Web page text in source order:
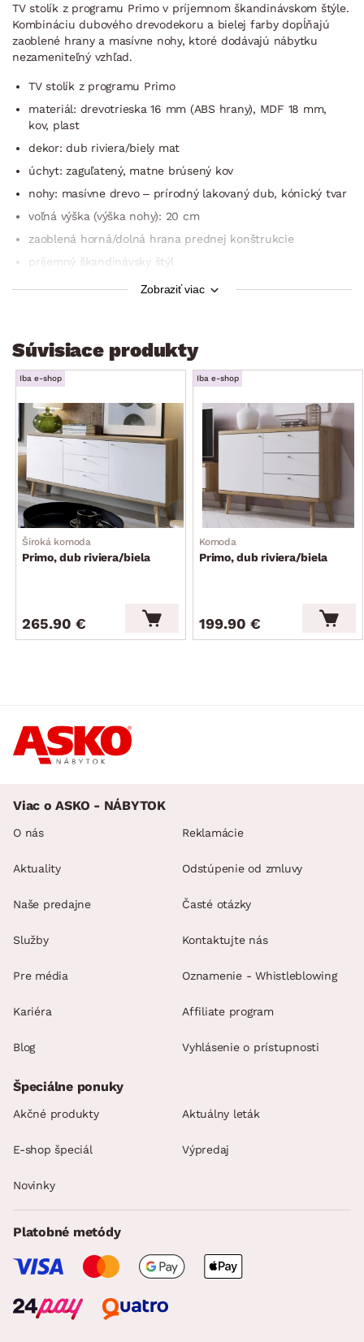
TV stolík z programu Primo v príjemnom škandinávskom štýle.
Kombináciu dubového drevodekoru a bielej farby dopĺňajú
zaoblené hrany a masívne nohy, ktoré dodávajú nábytku
nezameniteľný vzhľad.
TV stolík z programu Primo
materiál: drevotrieska 16 mm (ABS hrany), MDF 18 mm,
kov, plast
dekor: dub riviera/biely mat
úchyt: zaguľatený, matne brúsený kov
nohy: masívne drevo – prírodný lakovaný dub, kónický tvar
voľná výška (výška nohy): 20 cm
zaoblená horná/dolná hrana prednej konštrukcie
príjemný škandinávsky štýl
1× ľavé výklopné dvere (otvorený úložný priestor)
dodávané v demonte
Zobraziť viac
Súvisiace produkty
Iba e-shop
Široká komoda
Primo, dub riviera/biela
265.90 €
Iba e-shop
Komoda
Primo, dub riviera/biela
199.90 €
Viac o ASKO - NÁBYTOK
O nás
Aktuality
Naše predajne
Služby
Pre média
Kariéra
Blog
Reklamácie
Odstúpenie od zmluvy
Časté otázky
Kontaktujte nás
Oznamenie - Whistleblowing
Affiliate program
Vyhlásenie o prístupnosti
Špeciálne ponuky
Akčné produkty Aktuálny leták
E-shop špeciál Výpredaj
Novinky
Platobné metódy